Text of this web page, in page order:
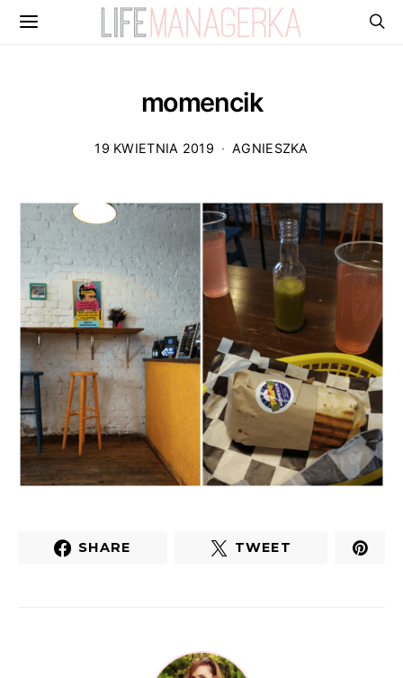
momencik
19 KWIETNIA 2019 AGNIESZKA
SHARE TWEET